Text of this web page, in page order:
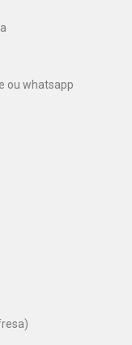
ou whatsapp